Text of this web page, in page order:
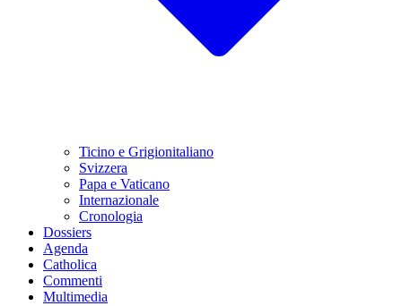
Ticino e Grigionitaliano
Svizzera
Papa e Vaticano
Internazionale
Cronologia
Dossiers
Agenda
Catholica
Commenti
Multimedia